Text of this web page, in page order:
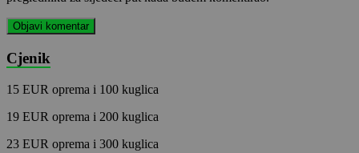
Cjenik
15 EUR oprema i 100 kuglica
19 EUR oprema i 200 kuglica
23 EUR oprema i 300 kuglica